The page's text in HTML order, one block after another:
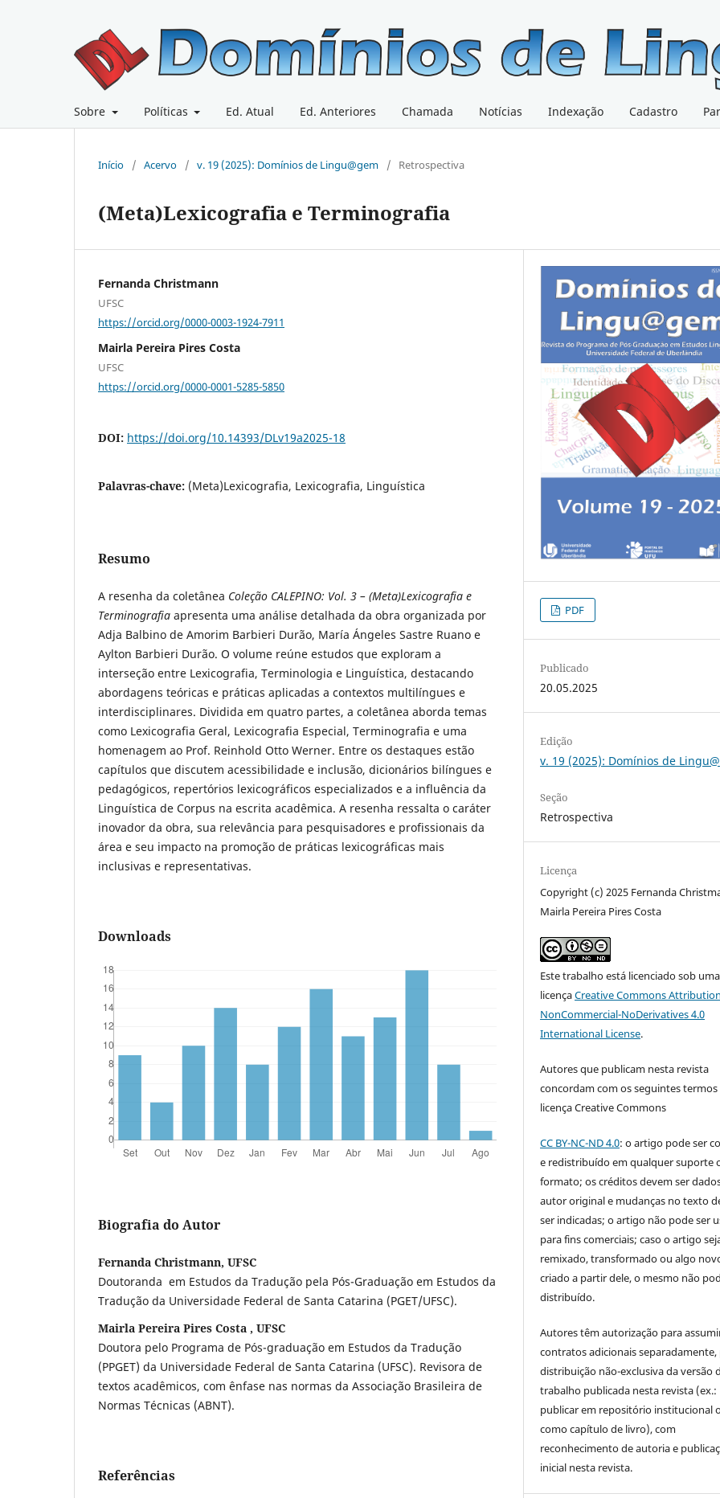
Sobre Políticas Ed. Atual Ed. Anteriores Chamada Notícias Indexação Cadastro
Início / Acervo / v. 19 (2025): Domínios de Lingu@gem / Retrospectiva
(Meta)Lexicografia e Terminografia
Fernanda Christmann
UFSC
https://orcid.org/0000-0003-1924-7911
Mairla Pereira Pires Costa
UFSC
https://orcid.org/0000-0001-5285-5850
DOI: https://doi.org/10.14393/DLv19a2025-18
Palavras-chave: (Meta)Lexicografia, Lexicografia, Linguística
Resumo
A resenha da coletânea Coleção CALEPINO: Vol. 3 – (Meta)Lexicografia e
Terminografia apresenta uma análise detalhada da obra organizada por
Adja Balbino de Amorim Barbieri Durão, María Ángeles Sastre Ruano e
Aylton Barbieri Durão. O volume reúne estudos que exploram a
interseção entre Lexicografia, Terminologia e Linguística, destacando
abordagens teóricas e práticas aplicadas a contextos multilíngues e
interdisciplinares. Dividida em quatro partes, a coletânea aborda temas
como Lexicografia Geral, Lexicografia Especial, Terminografia e uma
homenagem ao Prof. Reinhold Otto Werner. Entre os destaques estão
capítulos que discutem acessibilidade e inclusão, dicionários bilíngues e
pedagógicos, repertórios lexicográficos especializados e a influência da
Linguística de Corpus na escrita acadêmica. A resenha ressalta o caráter
inovador da obra, sua relevância para pesquisadores e profissionais da
área e seu impacto na promoção de práticas lexicográficas mais
inclusivas e representativas.
Downloads
Biografia do Autor
Fernanda Christmann, UFSC
Doutoranda em Estudos da Tradução pela Pós-Graduação em Estudos da
Tradução da Universidade Federal de Santa Catarina (PGET/UFSC).
Mairla Pereira Pires Costa , UFSC
Doutora pelo Programa de Pós-graduação em Estudos da Tradução
(PPGET) da Universidade Federal de Santa Catarina (UFSC). Revisora de
textos acadêmicos, com ênfase nas normas da Associação Brasileira de
Normas Técnicas (ABNT).
Referências
PDF
Publicado
20.05.2025
Edição
v. 19 (2025): Domínios de
Seção
Retrospectiva
Licença
Copyright (c) 2025 Fernanda
Mairla Pereira Pires Costa
Este trabalho está licenciado sob uma
licençaCreative Commons
NonCommercial-NoDerivatives 4.0
International License.
Autores que publicam nesta revista
concordam com os seguintes termos
licença Creative Commons
CC BY-NC-ND 4.0: o artigo pode ser
e redistribuído em qualquer suporte
formato; os créditos devem ser
autor original e mudanças no texto
ser indicadas; o artigo não pode ser
para fins comerciais; caso o artigo
remixado, transformado ou algo
criado a partir dele, o mesmo não
distribuído.
Autores têm autorização para
contratos adicionais separadamente,
distribuição não-exclusiva da versão
trabalho publicada nesta revista (ex.:
publicar em repositório institucional
como capítulo de livro), com
reconhecimento de autoria e
inicial nesta revista.